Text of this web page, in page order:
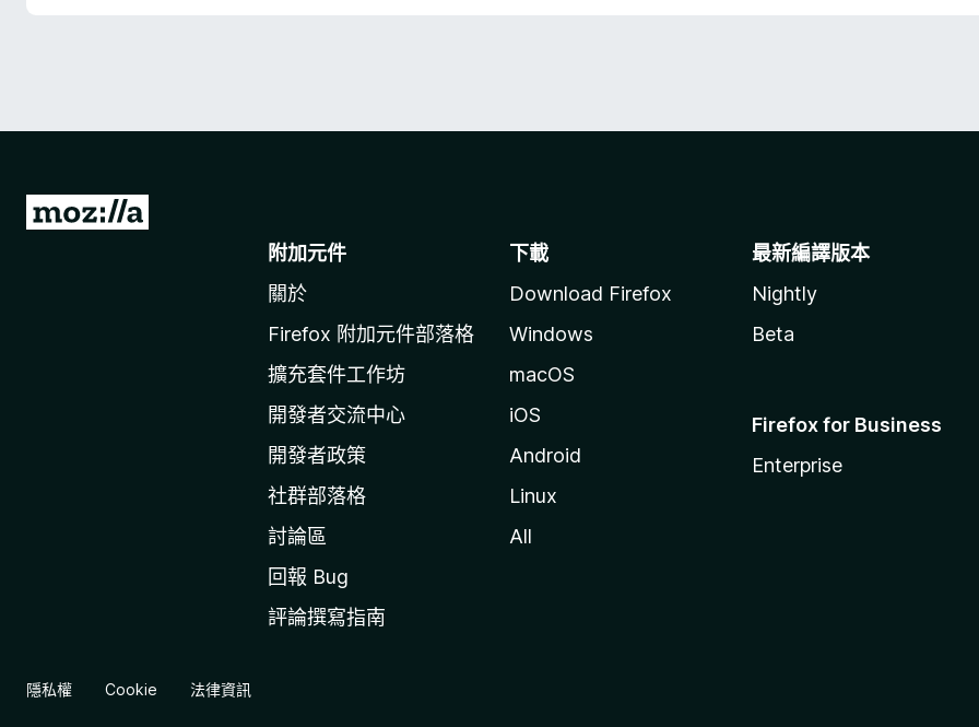
前
附加元件
關於
Firefox 附加元件部落格
擴充套件工作坊
開發者交流中心
開發者政策
社群部落格
討論區
回報 Bug
評論撰寫指南
下載
Download Firefox
Windows
macOS
iOS
Android
Linux
All
最新編譯版本
Nightly
Beta
Firefox for Business
Enterprise
隱私權 Cookie 法律資訊